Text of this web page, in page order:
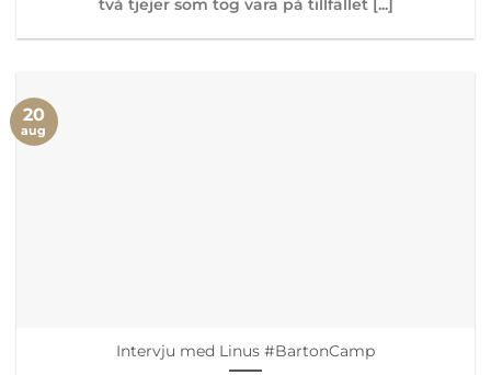
två tjejer som tog vara på tillfället [...]
Intervju med Linus #BartonCamp
20
aug